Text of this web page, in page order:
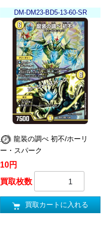
DM-DM23-BD5-13-60-SR
龍装の調べ 初不/ホーリ
ー・スパーク
10円
買取枚数
買取カートに入れる